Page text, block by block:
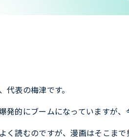
代表の梅津です。
発的にブームになっていますが
く読むのですが、漫画はそこま